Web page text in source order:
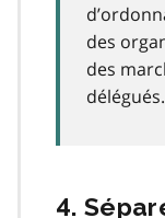
des
des
délégués.
4.